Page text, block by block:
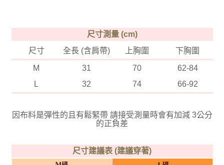
尺寸測量 (cm)
尺寸
全長 (含肩帶) 上胸圍 下胸圍
M 31 70
62-84
L
32 74 66-92
因布料是彈性的且有鬆緊帶 請接受測量時會有加減 3公分
的正負差
尺寸建議表 (建議穿著)